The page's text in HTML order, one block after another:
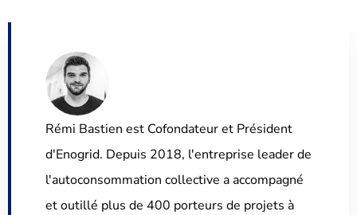
Rémi Bastien est Cofondateur et Président
d'Enogrid. Depuis 2018, l'entreprise leader de
l'autoconsommation collective a accompagné
et outillé plus de 400 porteurs de projets à